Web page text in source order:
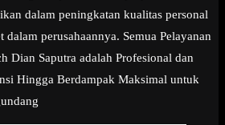
dalam peningkatan kualitas personal
dalam perusahaannya. Semua Pelayanan
Dian Saputra adalah Profesional dan
Hingga Berdampak Maksimal untuk